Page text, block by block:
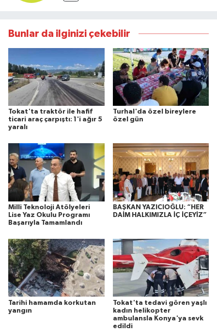
Bunlar da ilginizi çekebilir
Tokat'ta traktör ile hafif
ticari araç çarpıştı: 1'i ağır 5
yaralı
Turhal'da özel bireylere
özel gün
Milli Teknoloji Atölyeleri
Lise Yaz Okulu Programı
Başarıyla Tamamlandı
BAŞKAN YAZICIOĞLU: “HER
DAİM HALKIMIZLA İÇ İÇEYİZ”
Tarihi hamamda korkutan
yangın
Tokat'ta tedavi gören yaşlı
kadın helikopter
ambulansla Konya'ya sevk
edildi